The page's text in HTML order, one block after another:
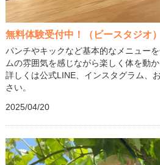
無料体験受付中！（ビースタジオ）
パンチやキックなど基本的なメニュー
ムの雰囲気を感じながら楽しく体を動
詳しくは公式LINE、インスタグラム、
さい。
2025/04/20